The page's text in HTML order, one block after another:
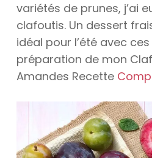
variétés de prunes, j’ai
clafoutis. Un dessert
idéal pour l’été avec
préparation de mon
Amandes Recette